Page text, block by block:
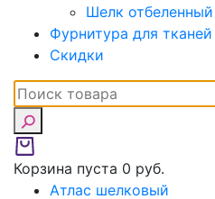
Шелк отбеленный
Фурнитура для тканей
Скидки
Корзина пуста 0 руб.
Атлас шелковый